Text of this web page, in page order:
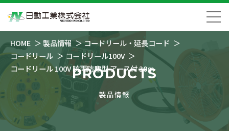
HOME 製品情報
コードリール・延長コード
コードリール
コードリール100V
コードリール 100V 防雨防塵型 アース付 30m
PRODUCTS
製品情報